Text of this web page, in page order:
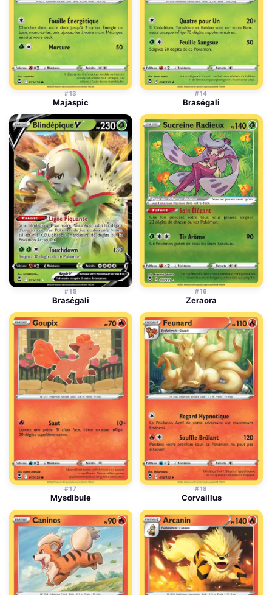
#13
Majaspic
#14
Braségali
#15
Braségali
#16
Zeraora
#17
Mysdibule
#18
Corvaillus